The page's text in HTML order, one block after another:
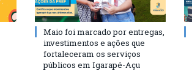
Maio foi marcado por entregas,
investimentos e ações que
fortaleceram os serviços
públicos em Igarapé-Açu